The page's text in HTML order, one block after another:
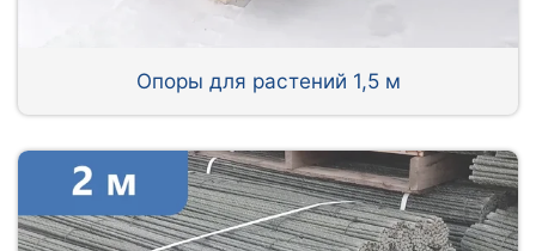
Опоры для растений 1,5 м